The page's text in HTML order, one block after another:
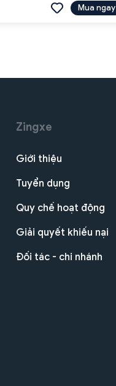
Mua ngay
Zingxe
Giới thiệu
Tuyển dụng
Quy chế hoạt động
Giải quyết khiếu nại
Đối tác - chi nhánh